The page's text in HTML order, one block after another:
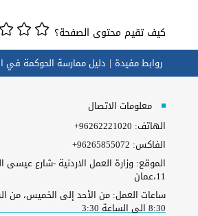
كيف تقيم محتوى الصفحة؟
روابط مفيدة دليل ممارسة الحوكمة في
معلومات الاتصال
الهاتف: +96262221020
الفاكس: +96265855072
الموقع: وزارة العمل الاردنية -شارع عيسى
11،عمان
ساعات العمل: من الأحد إلى الخميس، من
8:30 الى الساعة 3:30